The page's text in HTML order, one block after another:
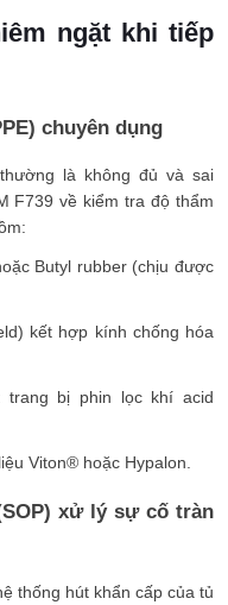
ngặt khi tiếp
chuyên dụng
là không đủ và sai
F739 về kiểm tra độ thẩm
Butyl rubber (chịu được
kết hợp kính chống hóa
trang bị phin lọc khí acid
Viton® hoặc Hypalon.
xử lý sự cố tràn
thống hút khẩn cấp của tủ